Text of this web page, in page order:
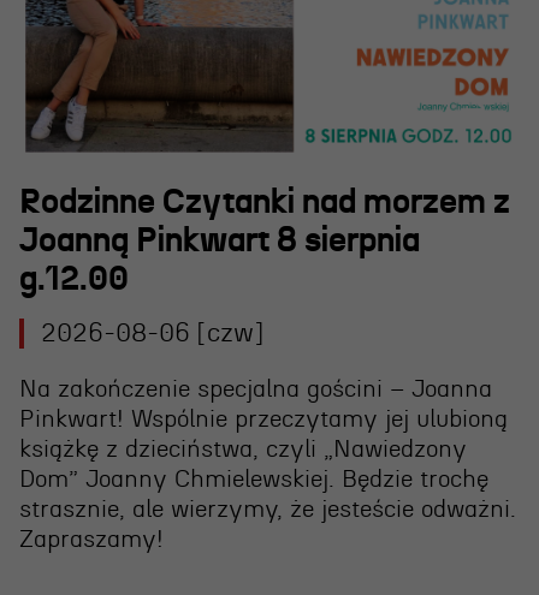
Spektakle wyjazdowe
Sponsorzy
Kontakt & Zespół
Edukacja
Wydarzenia
Oferta edukacyjna
Polecamy
Rodzinne Czytanki nad morzem z
Joanną Pinkwart 8 sierpnia
g.12.00
2026-08-06 [czw]
Na zakończenie specjalna gościni – Joanna
Pinkwart! Wspólnie przeczytamy jej ulubioną
książkę z dzieciństwa, czyli „Nawiedzony
Dom” Joanny Chmielewskiej. Będzie trochę
strasznie, ale wierzymy, że jesteście odważni.
Zapraszamy!